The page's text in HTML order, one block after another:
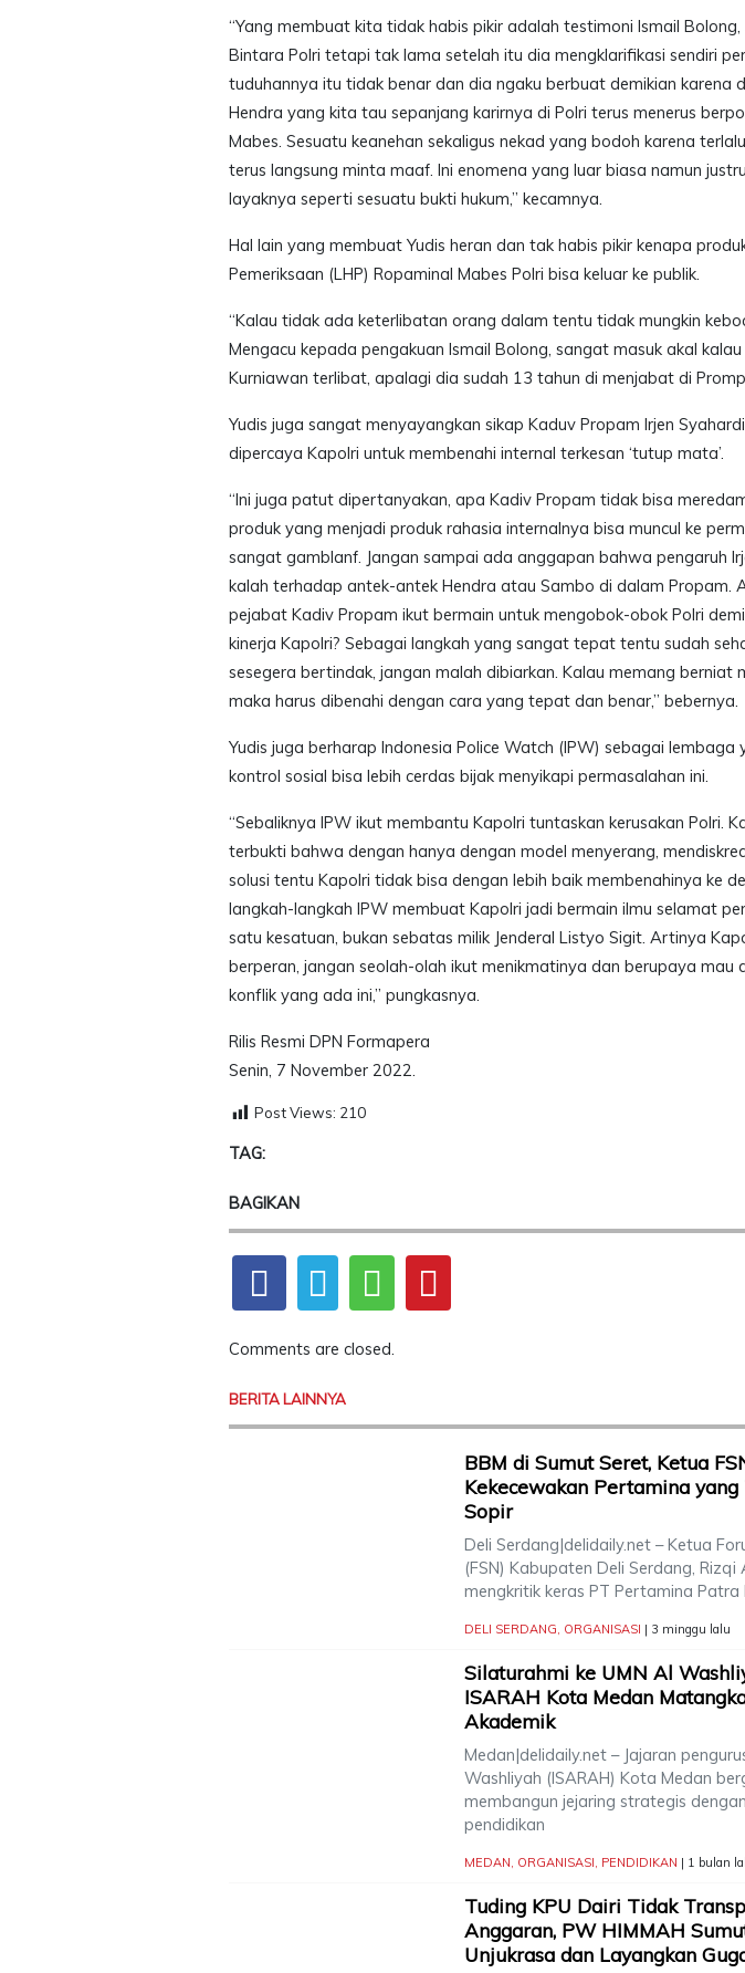
“Yang membuat kita tidak habis pikir adalah testimoni Ismail
Bintara Polri tetapi tak lama setelah itu dia mengklarifikasi sendiri
tuduhannya itu tidak benar dan dia ngaku berbuat demikian karena
Hendra yang kita tau sepanjang karirnya di Polri terus menerus
Mabes. Sesuatu keanehan sekaligus nekad yang bodoh karena
terus langsung minta maaf. Ini enomena yang luar biasa namun
layaknya seperti sesuatu bukti hukum,” kecamnya.
Hal lain yang membuat Yudis heran dan tak habis pikir kenapa
Pemeriksaan (LHP) Ropaminal Mabes Polri bisa keluar ke publik.
“Kalau tidak ada keterlibatan orang dalam tentu tidak mungkin
Mengacu kepada pengakuan Ismail Bolong, sangat masuk akal
Kurniawan terlibat, apalagi dia sudah 13 tahun di menjabat di
Yudis juga sangat menyayangkan sikap Kaduv Propam Irjen
dipercaya Kapolri untuk membenahi internal terkesan ‘tutup mata’.
“Ini juga patut dipertanyakan, apa Kadiv Propam tidak bisa
produk yang menjadi produk rahasia internalnya bisa muncul ke
sangat gamblanf. Jangan sampai ada anggapan bahwa pengaruh
kalah terhadap antek-antek Hendra atau Sambo di dalam Propam.
pejabat Kadiv Propam ikut bermain untuk mengobok-obok Polri
kinerja Kapolri? Sebagai langkah yang sangat tepat tentu sudah
sesegera bertindak, jangan malah dibiarkan. Kalau memang berniat
maka harus dibenahi dengan cara yang tepat dan benar,” bebernya.
Yudis juga berharap Indonesia Police Watch (IPW) sebagai lembaga
kontrol sosial bisa lebih cerdas bijak menyikapi permasalahan ini.
“Sebaliknya IPW ikut membantu Kapolri tuntaskan kerusakan Polri.
terbukti bahwa dengan hanya dengan model menyerang,
solusi tentu Kapolri tidak bisa dengan lebih baik membenahinya ke
langkah-langkah IPW membuat Kapolri jadi bermain ilmu selamat
satu kesatuan, bukan sebatas milik Jenderal Listyo Sigit. Artinya
berperan, jangan seolah-olah ikut menikmatinya dan berupaya mau
konflik yang ada ini,” pungkasnya.
Rilis Resmi DPN Formapera
Senin, 7 November 2022.
Post Views: 210
TAG:
BAGIKAN
Comments are closed.
BERITA LAINNYA
BBM di Sumut Seret, Ketua
Kekecewakan Pertamina
Sopir
Deli Serdang|delidaily.net – Ketua
(FSN) Kabupaten Deli Serdang, Rizqi
mengkritik keras PT Pertamina Patra
DELI SERDANG, ORGANISASI | 3 minggu lalu
Silaturahmi ke UMN Al
ISARAH Kota Medan
Akademik
Medan|delidaily.net – Jajaran
Washliyah (ISARAH) Kota Medan
membangun jejaring strategis
pendidikan
MEDAN, ORGANISASI, PENDIDIKAN | 1 bulan
Tuding KPU Dairi Tidak
Anggaran, PW HIMMAH
Unjukrasa dan Layangkan